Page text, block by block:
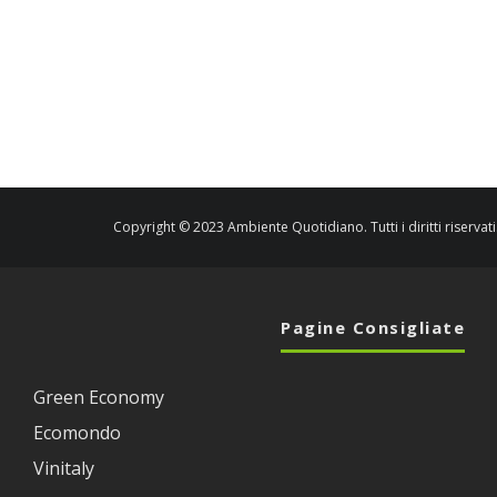
Copyright © 2023 Ambiente Quotidiano. Tutti i diritti riservati.
Pagine Consigliate
Green Economy
Ecomondo
Vinitaly